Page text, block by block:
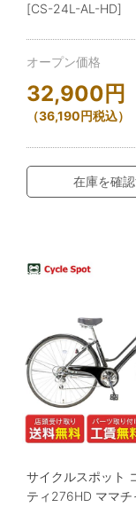
[CS-24L-AL-HD]
オープン価格
32,900 円
（36,190円税込）
在庫を確
サイクルスポット
ティ276HD ママ